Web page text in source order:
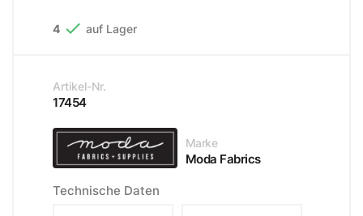
4  auf Lager
Artikel-Nr.
17454
Marke
Moda Fabrics
Technische Daten